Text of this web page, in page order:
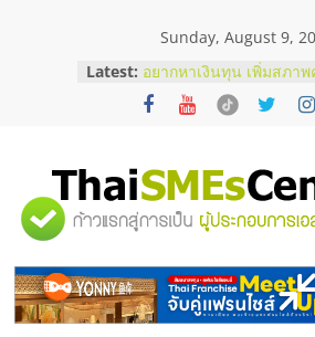
Sunday, August 9,
Latest: อยากหาเงินทุน เพิ่มสภา
เริ่มยังไงให้ผ่านฉลุย
สัมมนาออนไลน์ โอกาสบ
ThaiFranchise Meet
ไชส์ ครั้งที่ 8
ร้านเครื่องเสียงคุณภาพสู
บริษัท Cybersecurity ใน
วิธีเลือกผู้ให้บริการให้คุ้ม
โจทย์ธุรกิจ
"ศูนย์
รวม